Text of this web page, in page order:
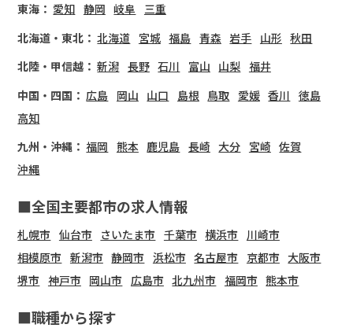
東海： 愛知 静岡 岐阜
三重
北海道・東北： 北海道 宮城 福島 青森 岩手 山形 秋田
北陸・甲信越： 新潟 長野 石川 富山 山梨 福井
中国・四国： 広島 岡山 山口 島根 鳥取 愛媛 香川 徳島
高知
九州・沖縄： 福岡 熊本 鹿児島 長崎 大分 宮崎 佐賀
沖縄
■全国主要都市の求人情報
札幌市 仙台市 さいたま市 千葉市 横浜市
川崎市
相模原市 新潟市 静岡市 浜松市 名古屋市 京都市 大阪市
堺市 神戸市 岡山市 広島市 北九州市 福岡市 熊本市
■職種から探す